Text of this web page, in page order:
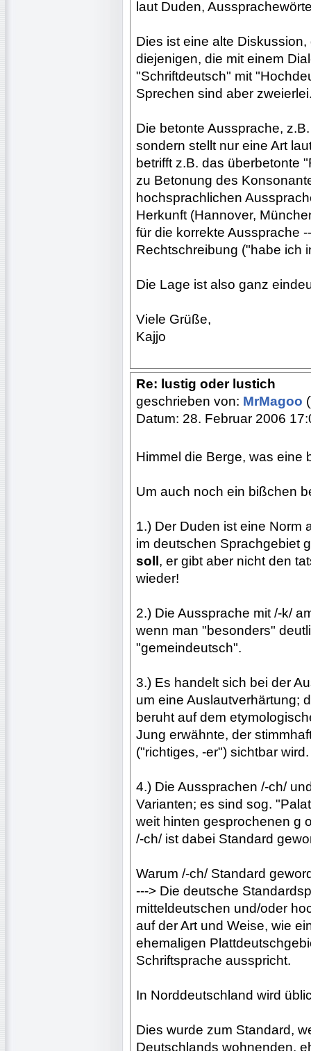
laut Duden,
Dies ist eine alte
diejenigen, die mit einem
"Schriftdeutsch" mit
Sprechen sind aber
Die betonte Aussprache,
sondern stellt nur eine Art
betrifft z.B. das überbetonte
zu Betonung des
hochsprachlichen
Herkunft (Hannover,
für die korrekte Aussprache
Rechtschreibung ("habe ich
Die Lage ist also ganz
Viele Grüße,
Kajjo
Re: lustig oder lustich
geschrieben von: MrMagoo
Datum: 28. Februar 2006
Himmel die Berge, was eine
Um auch noch ein bißchen
1.) Der Duden ist eine Norm
im deutschen Sprachgebiet
soll , er gibt aber nicht den
wieder!
2.) Die Aussprache mit /-k/
wenn man "besonders"
"gemeindeutsch".
3.) Es handelt sich bei der
um eine Auslautverhärtung;
beruht auf dem
Jung erwähnte, der
("richtiges, -er") sichtbar wird.
4.) Die Aussprachen /-ch/
Varianten; es sind sog.
weit hinten gesprochenen g
/-ch/ ist dabei Standard
Warum /-ch/ Standard
---> Die deutsche
mitteldeutschen und/oder
auf der Art und Weise, wie
ehemaligen
Schriftsprache ausspricht.
In Norddeutschland wird
Dies wurde zum Standard,
Deutschlands wohnenden,